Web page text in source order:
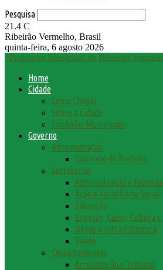
Pesquisa
21.4 C
Ribeirão Vermelho, Brasil
quinta-feira, 6 agosto 2026
Prefeitura Municipal de Ribeirão
Home
Cidade
Como Chegar
Sobre a Cidade
Símbolos Municipais
Governo
Administração
Gabinete do Prefeito
Secretarias
Administração e Fazenda
Ação e Assistência Social
Educação
Esporte, Lazer, Cultura
Obras e Infra-Estrutura
Saúde
Departamentos
Arrecadação e Tributos